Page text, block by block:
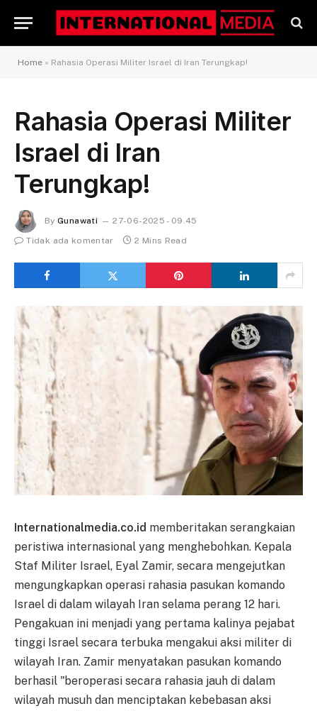
Home » Rahasia Operasi Militer Israel di Iran Terungkap!
Rahasia Operasi Militer
Israel di Iran
Terungkap!
By Gunawati
27-06-2025 - 09.45
Tidak ada komentar
2 Mins Read
Internationalmedia.co.id memberitakan serangkaian
peristiwa internasional yang menghebohkan. Kepala
Staf Militer Israel, Eyal Zamir, secara mengejutkan
mengungkapkan operasi rahasia pasukan komando
Israel di dalam wilayah Iran selama perang 12 hari.
Pengakuan ini menjadi yang pertama kalinya pejabat
tinggi Israel secara terbuka mengakui aksi militer di
wilayah Iran. Zamir menyatakan pasukan komando
berhasil "beroperasi secara rahasia jauh di dalam
wilayah musuh dan menciptakan kebebasan aksi